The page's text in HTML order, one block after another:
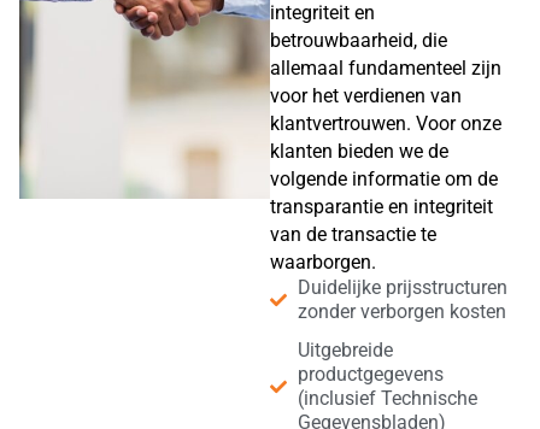
integriteit en
betrouwbaarheid, die
allemaal fundamenteel zijn
voor het verdienen van
klantvertrouwen. Voor onze
klanten bieden we de
volgende informatie om de
transparantie en integriteit
van de transactie te
waarborgen.
Duidelijke prijsstructuren
zonder verborgen kosten
Uitgebreide
productgegevens
(inclusief Technische
Gegevensbladen)